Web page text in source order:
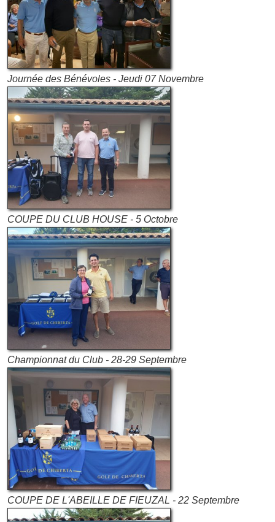
Journée des Bénévoles - Jeudi 07 Novembre
COUPE DU CLUB HOUSE - 5 Octobre
Championnat du Club - 28-29 Septembre
COUPE DE L'ABEILLE DE FIEUZAL - 22 Septembre